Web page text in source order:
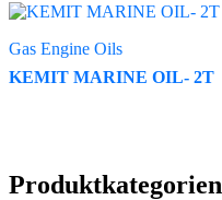
Gas Engine Oils
KEMIT MARINE OIL- 2T
Produktkategorien